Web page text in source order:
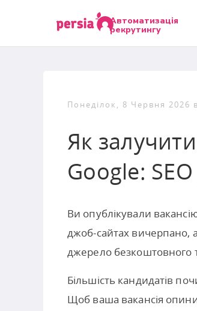
Автоматизація
рекрутингу
Понеділок, 8 Червня 2026
Як
Google:
Ви опублікували
джоб-сайтах вичерпано,
джерело безкоштовного
Більшість кандидатів
Щоб ваша вакансія